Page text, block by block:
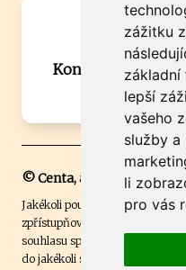
zážitku
základní
lepší
vašeho
služby a
li
pro vás
Máte
Kontaktujte
© Centa, a.s.
Jakékoli použití obsahu včetně
zpřístupňování textových či
souhlasu společnosti Centa,a.s.
do jakékoli soutěže na našem